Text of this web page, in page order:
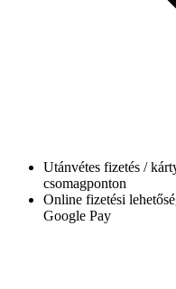
Utánvétes fizetés /
csomagponton
Online fizetési
Google Pay